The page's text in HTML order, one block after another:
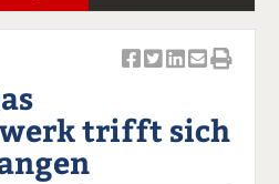
c
k k k k k
trifft sich